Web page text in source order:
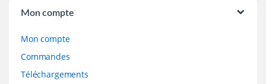
Mon compte
Mon compte
Commandes
Téléchargements